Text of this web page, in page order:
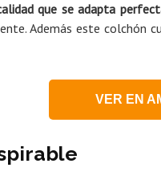
que se adapta
Además este
VER EN